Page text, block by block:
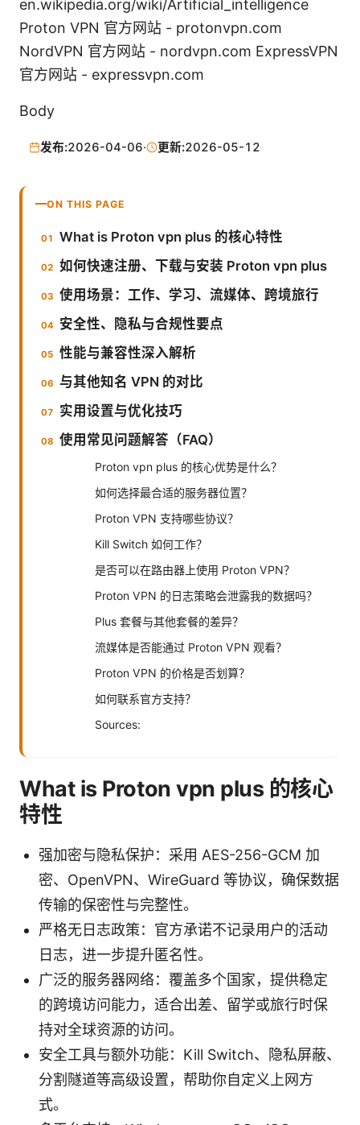
en.wikipedia.org/wiki/Artificial_intelligence
Proton VPN 官方网站 - protonvpn.com
NordVPN 官方网站 - nordvpn.com ExpressVPN
官方网站 - expressvpn.com
Body
发布:2026-04-06· 更新:2026-05-12
ON THIS PAGE
What is Proton vpn plus 的核心特性
如何快速注册、下载与安装 Proton vpn plus
使用场景：工作、学习、流媒体、跨境旅行
安全性、隐私与合规性要点
性能与兼容性深入解析
与其他知名 VPN 的对比
实用设置与优化技巧
使用常见问题解答（FAQ）
Proton vpn plus 的核心优势是什么？
如何选择最合适的服务器位置？
Proton VPN 支持哪些协议？
Kill Switch 如何工作？
是否可以在路由器上使用 Proton VPN？
Proton VPN 的日志策略会泄露我的数据吗？
Plus 套餐与其他套餐的差异？
流媒体是否能通过 Proton VPN 观看？
Proton VPN 的价格是否划算？
如何联系官方支持？
Sources:
What is Proton vpn plus 的核心
特性
强加密与隐私保护：采用 AES-256-GCM 加
密、OpenVPN、WireGuard 等协议，确保数据
传输的保密性与完整性。
严格无日志政策：官方承诺不记录用户的活动
日志，进一步提升匿名性。
广泛的服务器网络：覆盖多个国家，提供稳定
的跨境访问能力，适合出差、留学或旅行时保
持对全球资源的访问。
安全工具与额外功能：Kill Switch、隐私屏蔽、
分割隧道等高级设置，帮助你自定义上网方
式。